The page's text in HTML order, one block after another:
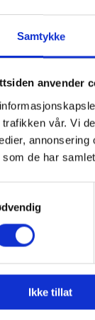
Samtykke
anvender
vår. Vi
som de har
Ikke tillat
for
gripværingene
av alle bygg
og
2025 møttes
Hartley,
fant